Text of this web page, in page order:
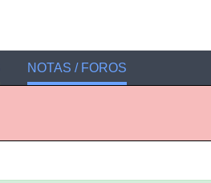
NOTAS / FOROS